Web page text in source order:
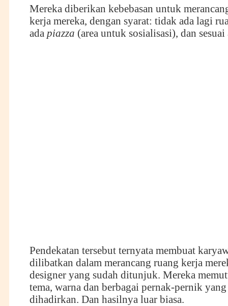
Mereka diberikan kebebasan untuk
kerja mereka, dengan syarat: tidak ada lagi
ada piazza (area untuk sosialisasi), dan sesuai
Pendekatan tersebut ternyata membuat
dilibatkan dalam merancang ruang kerja
designer yang sudah ditunjuk. Mereka
tema, warna dan berbagai pernak-pernik
dihadirkan. Dan hasilnya luar biasa.